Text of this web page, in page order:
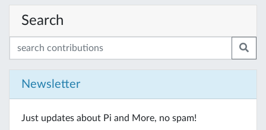
Search
Newsletter
Just updates about Pi and More, no spam!